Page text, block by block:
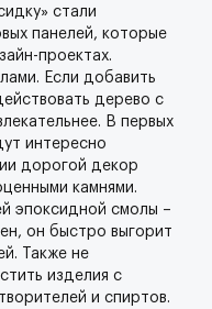
стали
панелей, которые
проектах.
Если добавить
дерево с
В первых
интересно
дорогой декор
камнями.
эпоксидной смолы –
он быстро выгорит
Также не
изделия с
и спиртов.